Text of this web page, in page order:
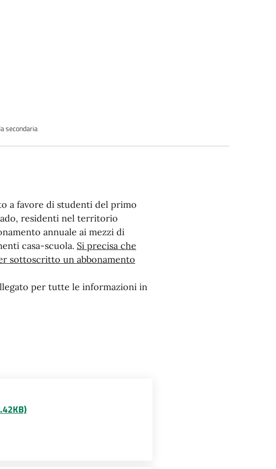
secondaria
a favore di studenti del primo
residenti nel territorio
annuale ai mezzi di
casa-scuola. Si precisa che
sottoscritto un abbonamento
per tutte le informazioni in